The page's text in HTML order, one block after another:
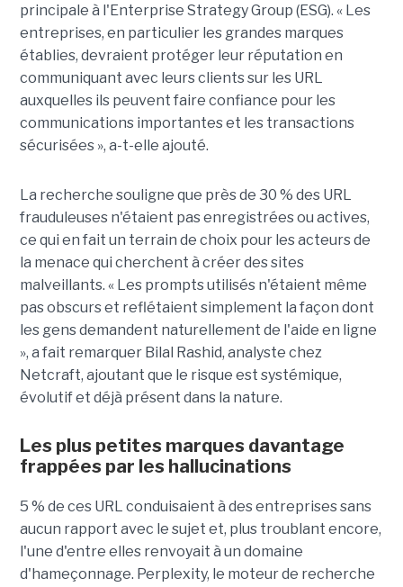
principale à l'Enterprise Strategy Group (ESG). « Les
entreprises, en particulier les grandes marques
établies, devraient protéger leur réputation en
communiquant avec leurs clients sur les URL
auxquelles ils peuvent faire confiance pour les
communications importantes et les transactions
sécurisées », a-t-elle ajouté.
La recherche souligne que près de 30 % des URL
frauduleuses n'étaient pas enregistrées ou actives,
ce qui en fait un terrain de choix pour les acteurs de
la menace qui cherchent à créer des sites
malveillants. « Les prompts utilisés n'étaient même
pas obscurs et reflétaient simplement la façon dont
les gens demandent naturellement de l'aide en ligne
», a fait remarquer Bilal Rashid, analyste chez
Netcraft, ajoutant que le risque est systémique,
évolutif et déjà présent dans la nature.
Les plus petites marques davantage
frappées par les hallucinations
5 % de ces URL conduisaient à des entreprises sans
aucun rapport avec le sujet et, plus troublant encore,
l'une d'entre elles renvoyait à un domaine
d'hameçonnage. Perplexity, le moteur de recherche